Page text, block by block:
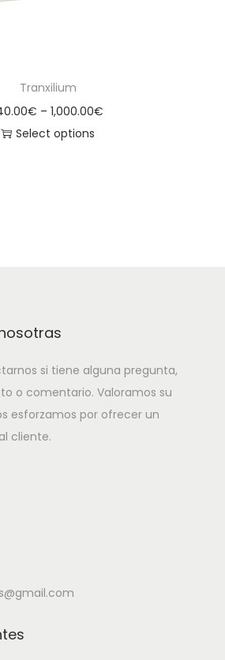
Tranxilium
€ – 1,000.00€
Select options
si tiene alguna pregunta,
o comentario. Valoramos su
esforzamos por ofrecer un
cliente.